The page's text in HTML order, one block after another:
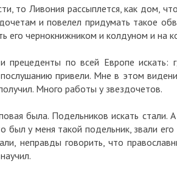
то Ливония рассыплется, как дом,
и повелел придумать такое
его чернокнижником и колдуном и на
прецеденты по всей Европе искать:
привели. Мне в этом
Много работы у звездочетов.
была. Подельников искать стали. А
был у меня такой подельник, звали
неправды говорить, что